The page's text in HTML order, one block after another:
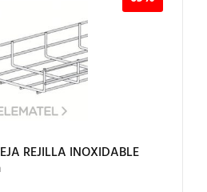
REJILLA INOXIDABLE